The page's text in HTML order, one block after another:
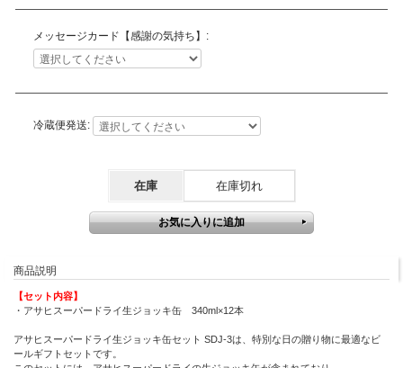
メッセージカード【感謝の気持ち】:
冷蔵便発送:
在庫 在庫切れ
商品説明
【セット内容】
・アサヒスーパードライ生ジョッキ缶 340ml×12本
アサヒスーパードライ生ジョッキ缶セット SDJ-3は、特別な日の贈り物に最適なビ
ールギフトセットです。